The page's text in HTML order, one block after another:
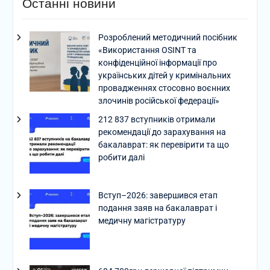
Останні новини
Розроблений методичний посібник
«Використання OSINT та
конфіденційної інформації про
українських дітей у кримінальних
провадженнях стосовно воєнних
злочинів російської федерації»
212 837 вступників отримали
рекомендації до зарахування на
бакалаврат: як перевірити та що
робити далі
Вступ–2026: завершився етап
подання заяв на бакалаврат і
медичну магістратуру